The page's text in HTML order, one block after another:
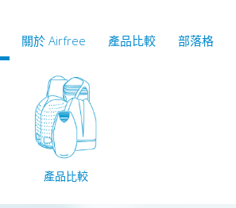
關於 Airfree 產品比較 部落格
產品比較